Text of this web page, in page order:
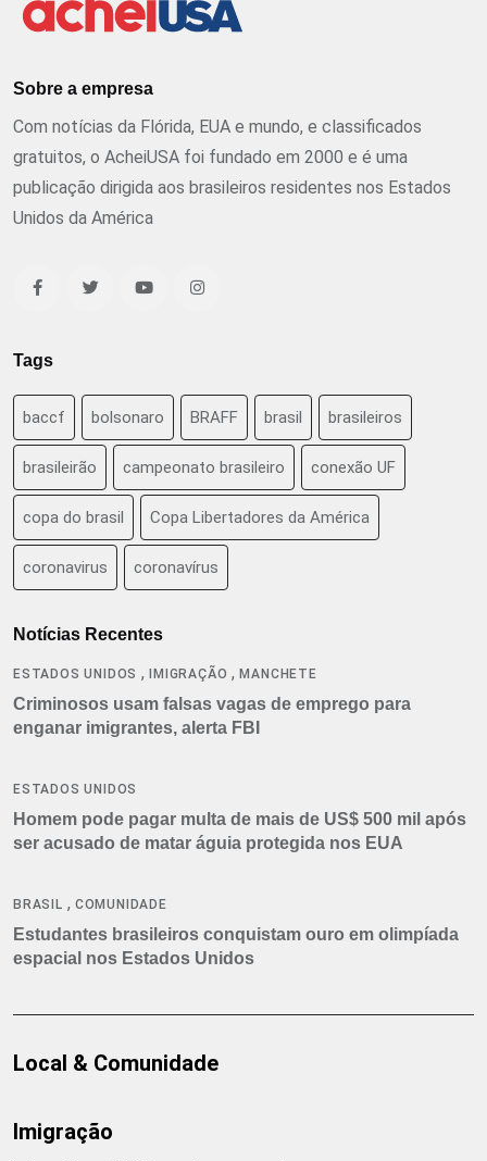
Sobre a empresa
Com notícias da Flórida, EUA e mundo, e classificados
gratuitos, o AcheiUSA foi fundado em 2000 e é uma
publicação dirigida aos brasileiros residentes nos Estados
Unidos da América
Tags
baccf bolsonaro BRAFF brasil brasileiros
brasileirão campeonato brasileiro conexão UF
copa do brasil Copa Libertadores da América
coronavirus coronavírus
Notícias Recentes
ESTADOS UNIDOS ,IMIGRAÇÃO ,MANCHETE
Criminosos usam falsas vagas de emprego para
enganar imigrantes, alerta FBI
ESTADOS UNIDOS
Homem pode pagar multa de mais de US$ 500 mil após
ser acusado de matar águia protegida nos EUA
BRASIL , COMUNIDADE
Estudantes brasileiros conquistam ouro em olimpíada
espacial nos Estados Unidos
Local & Comunidade
Imigração